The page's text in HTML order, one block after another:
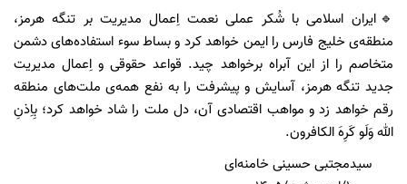
🔹ایران اسلامی با شُکر عملی نعمت اِعمال مدیریت بر تنگه هرمز،
منطقه‌ی خلیج فارس را ایمن خواهد کرد و بساط سوء استفاده‌های دشمن
متخاصم را از این آبراه برخواهد چید. قواعد حقوقی و اِعمال مدیریت
جدید تنگه هرمز، آسایش و پیشرفت را به نفع همه‌ی ملت‌های منطقه
رقم خواهد زد و مواهب اقتصادی آن، دل ملت را شاد خواهد کرد؛ بِاِذنِ
الله وَلَو کَرِهَ الکافرون.
سیدمجتبی حسینی خامنه‌ای